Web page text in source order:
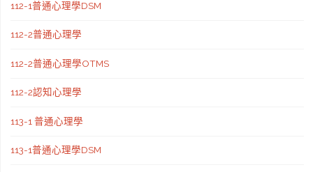
112-1普通心理學DSM
112-2普通心理學
112-2普通心理學OTMS
112-2認知心理學
113-1 普通心理學
113-1普通心理學DSM